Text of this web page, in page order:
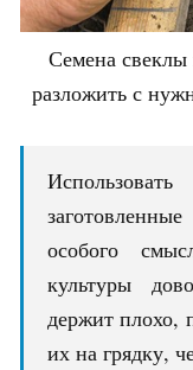
Семена
разложить с
особого
культуры
держит плохо,
их на грядку,